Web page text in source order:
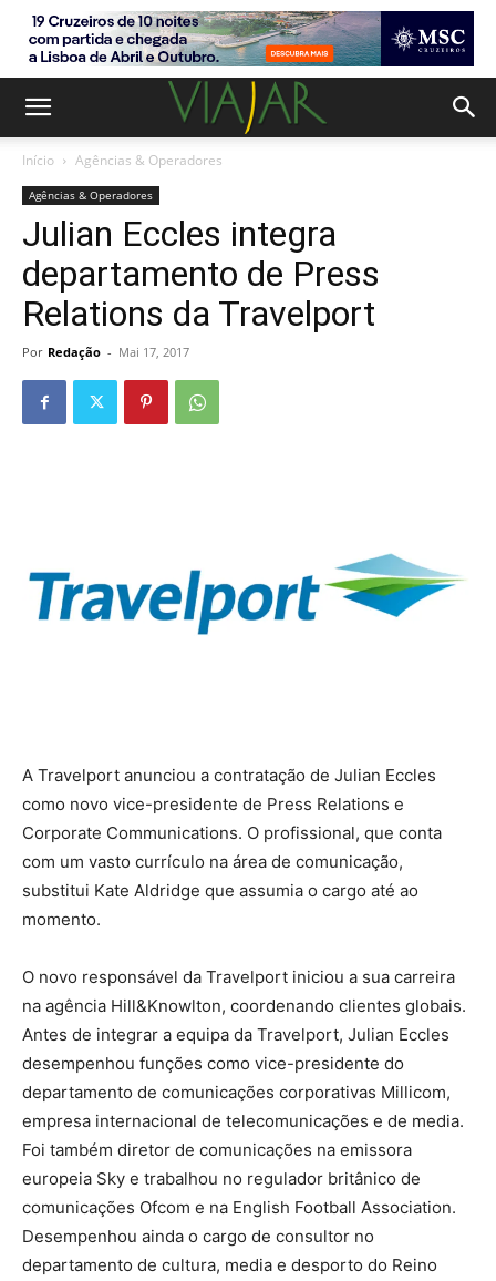
Início Agências & Operadores
Agências & Operadores
Julian Eccles integra
departamento de Press
Relations da Travelport
Por Redação - Mai 17, 2017
A Travelport anunciou a contratação de Julian Eccles
como novo vice-presidente de Press Relations e
Corporate Communications. O profissional, que conta
com um vasto currículo na área de comunicação,
substitui Kate Aldridge que assumia o cargo até ao
momento.
O novo responsável da Travelport iniciou a sua carreira
na agência Hill&Knowlton, coordenando clientes globais.
Antes de integrar a equipa da Travelport, Julian Eccles
desempenhou funções como vice-presidente do
departamento de comunicações corporativas Millicom,
empresa internacional de telecomunicações e de media.
Foi também diretor de comunicações na emissora
europeia Sky e trabalhou no regulador britânico de
comunicações Ofcom e na English Football Association.
Desempenhou ainda o cargo de consultor no
departamento de cultura, media e desporto do Reino